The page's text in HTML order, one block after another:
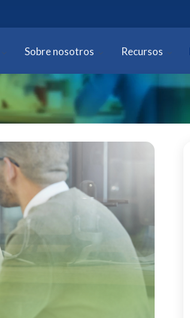
Sobre nosotros Recursos